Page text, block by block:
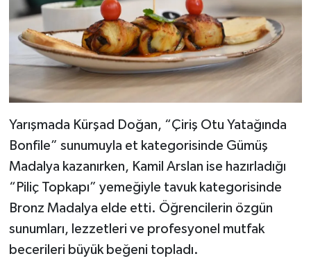
Yarışmada Kürşad Doğan, “Çiriş Otu Yatağında
Bonfile” sunumuyla et kategorisinde Gümüş
Madalya kazanırken, Kamil Arslan ise hazırladığı
“Piliç Topkapı” yemeğiyle tavuk kategorisinde
Bronz Madalya elde etti. Öğrencilerin özgün
sunumları, lezzetleri ve profesyonel mutfak
becerileri büyük beğeni topladı.